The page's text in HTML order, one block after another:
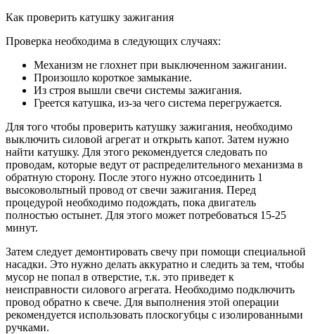
Как проверить катушку зажигания
Проверка необходима в следующих случаях:
Механизм не глохнет при выключенном зажигании.
Произошло короткое замыкание.
Из строя вышли свечи системы зажигания.
Греется катушка, из-за чего система перегружается.
Для того чтобы проверить катушку зажигания, необходимо
выключить силовой агрегат и открыть капот. Затем нужно
найти катушку. Для этого рекомендуется следовать по
проводам, которые ведут от распределительного механизма в
обратную сторону. После этого нужно отсоединить 1
высоковольтный провод от свечи зажигания. Перед
процедурой необходимо подождать, пока двигатель
полностью остынет. Для этого может потребоваться 15-25
минут.
Затем следует демонтировать свечу при помощи специальной
насадки. Это нужно делать аккуратно и следить за тем, чтобы
мусор не попал в отверстие, т.к. это приведет к
неисправности силового агрегата. Необходимо подключить
провод обратно к свече. Для выполнения этой операции
рекомендуется использовать плоскогубцы с изолированными
ручками.